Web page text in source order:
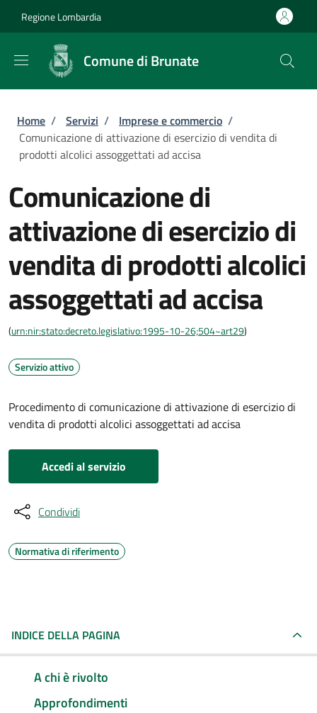
Regione Lombardia
Comune di Brunate
Briciole di pane
Home / Servizi / Imprese e commercio /
Comunicazione di attivazione di esercizio di vendita di
prodotti alcolici assoggettati ad accisa
Comunicazione di
attivazione di esercizio di
vendita di prodotti alcolici
assoggettati ad accisa
(urn:nir:stato:decreto.legislativo:1995-10-26;504~art29)
Servizio attivo
Procedimento di comunicazione di attivazione di esercizio di
vendita di prodotti alcolici assoggettati ad accisa
Accedi al servizio
Condividi
Normativa di riferimento
INDICE DELLA PAGINA
A chi è rivolto
Approfondimenti